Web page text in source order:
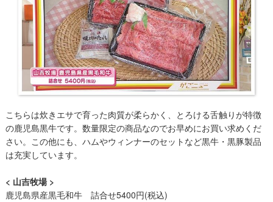
こちらは炊きエサで育った肉質が柔らかく、とろける舌触りが特徴
の鹿児島黒牛です。数量限定の商品なのでお早めにお買い求めくだ
さい。この他にも、ハムやウィンナーのセットなど黒牛・黒豚製品
は充実しています。
< 山吉牧場 >
鹿児島県産黒毛和牛 詰合せ5400円(税込)